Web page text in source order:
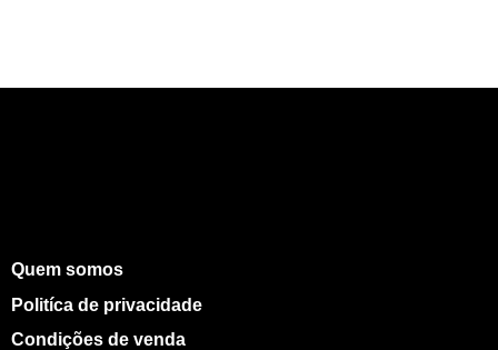
Quem somos
Politíca de privacidade
Condições de venda